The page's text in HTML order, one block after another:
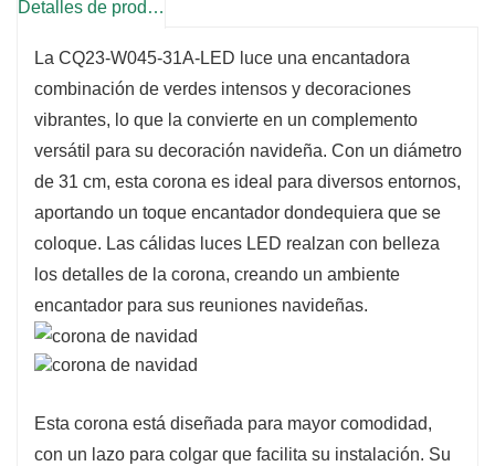
una luz cálida y acogedora. Su tamaño
compacto la hace perfecta para espacios
pequeños, añadiendo un toque festivo a mesas,
ventanas o como pieza decorativa en puertas.
Diseñada pensando en la durabilidad, esta
corona está elaborada con materiales de alta
calidad, lo que garantiza que su belleza perdure
durante toda la temporada navideña. Su
fabricación ecológica promueve la decoración
sostenible, permitiéndote disfrutar del espíritu
Detalles de producto
La CQ23-W045-31A-LED luce una encantadora
combinación de verdes intensos y decoraciones
vibrantes, lo que la convierte en un complemento
versátil para su decoración navideña. Con un diámetro
de 31 cm, esta corona es ideal para diversos entornos,
aportando un toque encantador dondequiera que se
coloque. Las cálidas luces LED realzan con belleza
los detalles de la corona, creando un ambiente
encantador para sus reuniones navideñas.
Esta corona está diseñada para mayor comodidad,
con un lazo para colgar que facilita su instalación. Su